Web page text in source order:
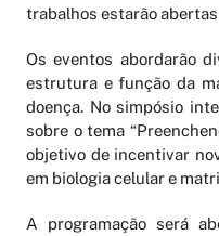
trabalhos estarão abertas
Os eventos abordarão
estrutura e função da
doença. No simpósio
sobre o tema
objetivo de incentivar
em biologia celular e
A programação será